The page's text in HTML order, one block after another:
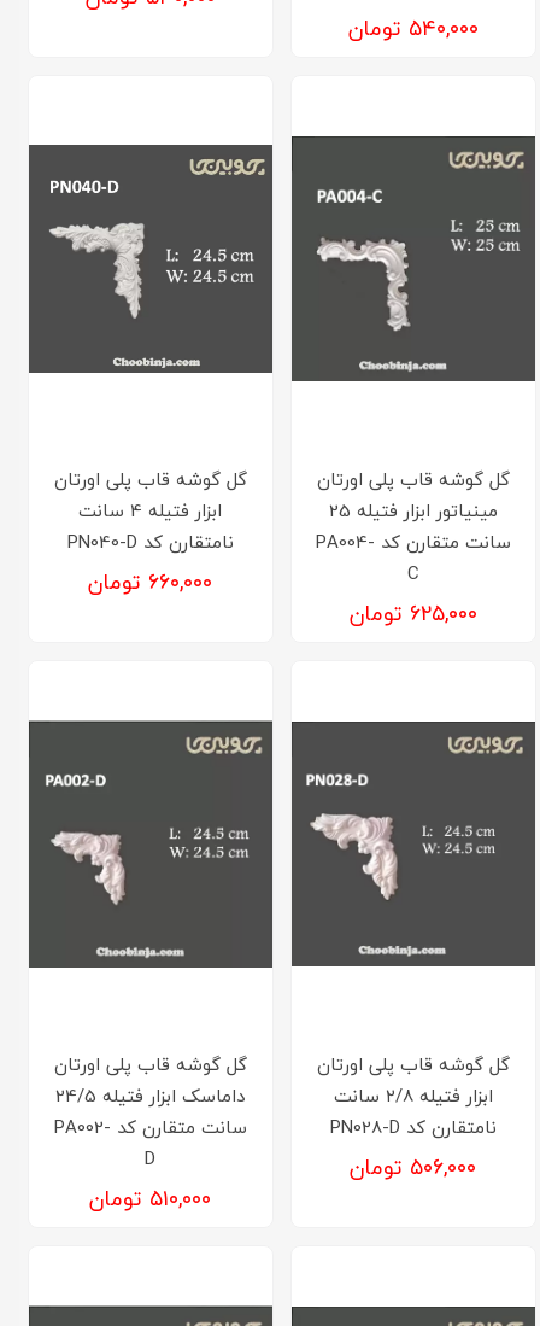
۵۴۰,۰۰۰ تومان
گل گوشه قاب پلی اورتان
مینیاتور ابزار فتیله 25
سانت متقارن کد PA004-
C
۶۲۵,۰۰۰ تومان
گل گوشه قاب پلی اورتان
ابزار فتیله 4 سانت
نامتقارن کد PN040-D
۶۶۰,۰۰۰ تومان
گل گوشه قاب پلی اورتان
ابزار فتیله ۲/8 سانت
نامتقارن کد PN028-D
۵۰۶,۰۰۰ تومان
گل گوشه قاب پلی اورتان
داماسک ابزار فتیله 24/5
سانت متقارن کد PA002-
D
۵۱۰,۰۰۰ تومان